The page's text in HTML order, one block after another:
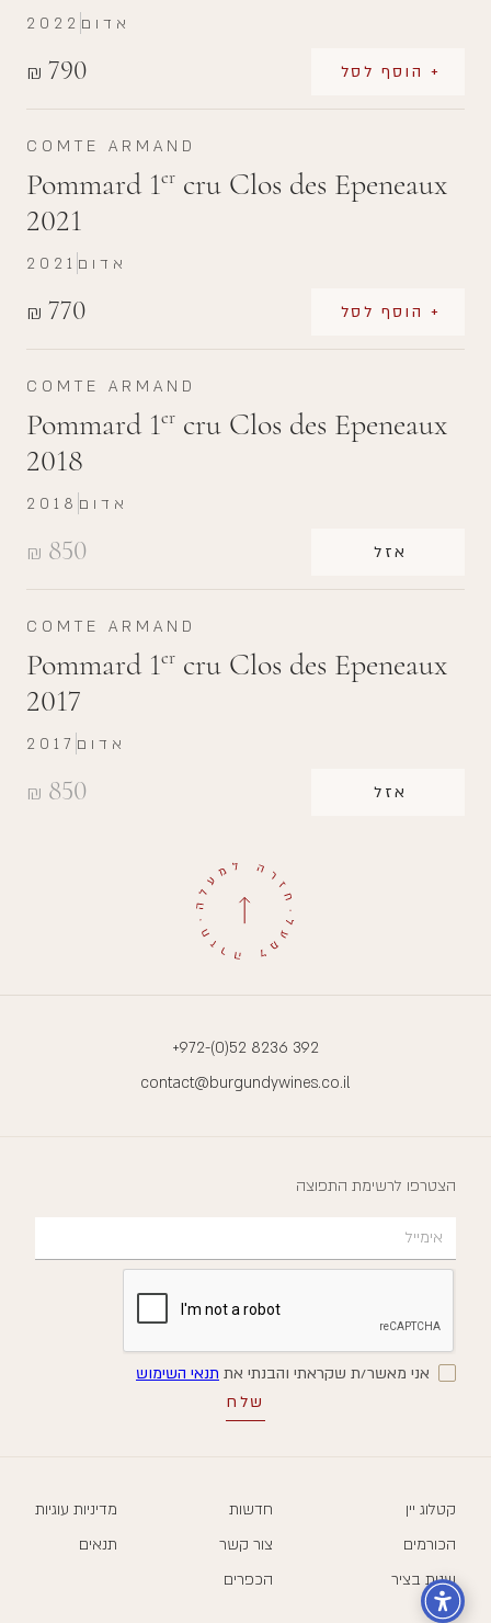
₪ 790 + הוסף לסל
2022 אדום
COMTE ARMAND
Pommard 1er cru Clos des Epeneaux
2021
₪ 770 + הוסף לסל
2021 אדום
COMTE ARMAND
Pommard 1er cru Clos des Epeneaux
2018
₪ 850 אזל
2018 אדום
COMTE ARMAND
Pommard 1er cru Clos des Epeneaux
2017
₪ 850 אזל
2017 אדום
+972-(0)52 8236 392
contact@burgundywines.co.il
הצטרפו לרשימת התפוצה
אני מאשר/ת שקראתי והבנתי את תנאי השימוש
קטלוג יין
הכורמים
שנות בציר
חדשות
צור קשר
הכפרים
מדיניות עוגיות
תנאים